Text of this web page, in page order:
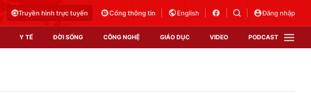
Truyền hình trực tuyến Cổng thông tin English Đăng nhập
Y TẾ ĐỜI SỐNG CÔNG NGHỆ GIÁO DỤC VIDEO PODCAST
VTV Sức khoẻ